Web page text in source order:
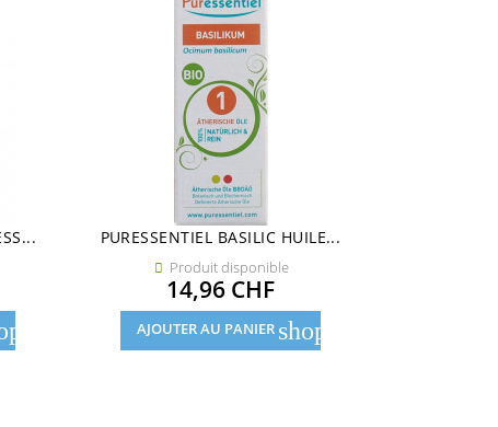
PURESSENTIEL BASILIC HUILE...
 Produit disponible
Prix
14,96 CHF
AJOUTER AU PANIER shopping_cart